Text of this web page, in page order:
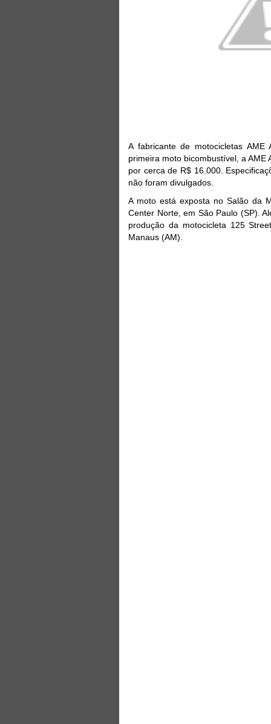
A fabricante de motocicletas
primeira moto bicombustível, a
por cerca de R$ 16.000.
não foram divulgados.
A moto está exposta no Salão da
Center Norte, em São Paulo (SP).
produção da motocicleta 125
Manaus (AM).